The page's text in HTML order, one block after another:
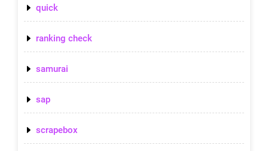
quick
ranking check
samurai
sap
scrapebox